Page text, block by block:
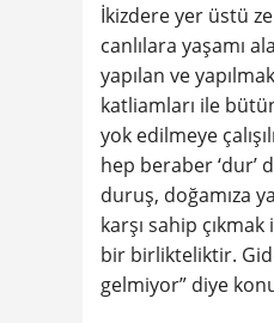
İkizdere yer üstü
canlılara yaşamı
yapılan ve
katliamları ile
yok edilmeye
hep beraber ‘dur’
duruş, doğamıza
karşı sahip
bir birlikteliktir.
gelmiyor” diye